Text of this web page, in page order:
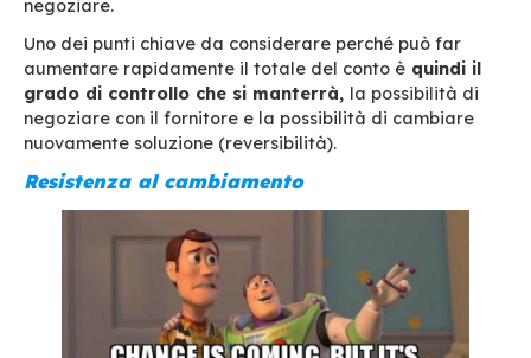
modalità Onsite non trascurare questo punto
definizione del progetto: installazione
firewall, configurazione di bridge (inoltri di
proteggano la piattaforma che non deve
accessibile direttamente, ecc.
Tempi di indisponibilità